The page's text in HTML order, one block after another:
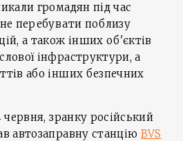
громадян під час
перебувати поблизу
а також інших об'єктів
інфраструктури, а
або інших безпечних
зранку російський
автозаправну станцію BVS